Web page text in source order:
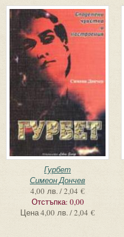
Гурбет
Симеон Дончев
4,00 лв. / 2,04 €
Отстъпка: 0,00
Цена4,00 лв. / 2,04 €